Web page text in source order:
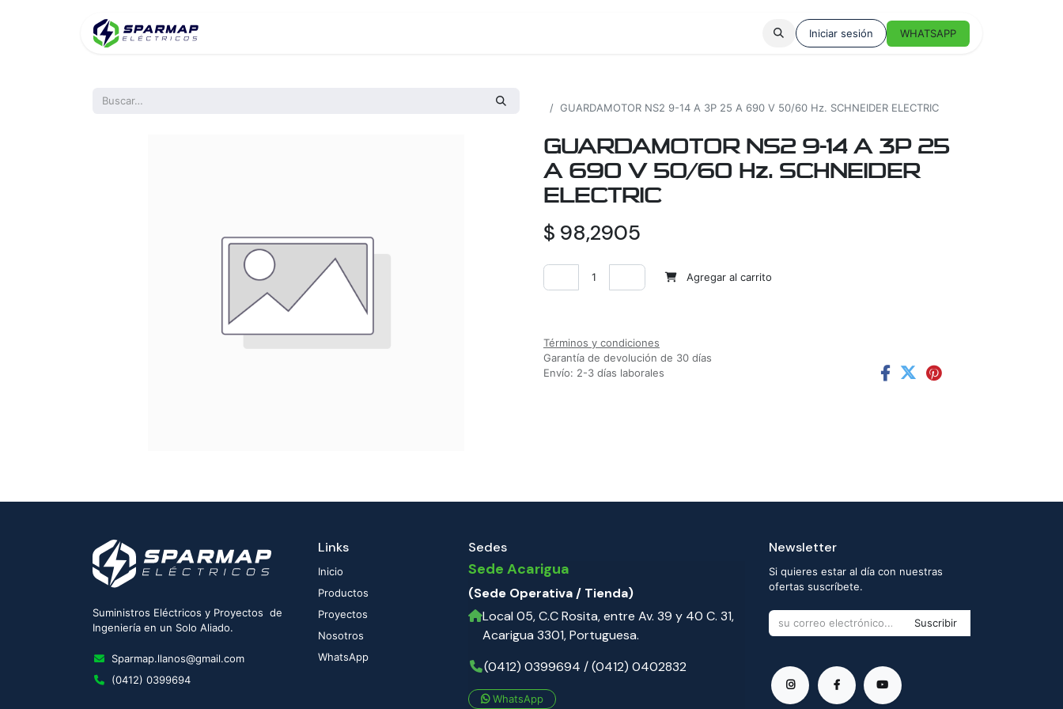
Iniciar sesión WHATSAPP
GUARDAMOTOR NS2 9-14 A 3P 25 A 690 V 50/60 Hz. SCHNEIDER ELECTRIC
GUARDAMOTOR NS2 9-14 A 3P 25
A 690 V 50/60 Hz. SCHNEIDER
ELECTRIC
$ 98,2905
Agregar al carrito
Términos y condiciones
Garantía de devolución de 30 días
Envío: 2-3 días laborales
Suministros Eléctricos y Proyectos de
Ingeniería en un Solo Aliado.
Sparmap.llanos@gmail.com
(0412) 0399694
Links
Inicio
Productos
Proyectos
Nosotros
WhatsApp
Sedes
Sede Acarigua
(Sede Operativa / Tienda)
Local 05, C.C Rosita, entre Av. 39 y 40 C. 31,
Acarigua 3301, Portuguesa.
(0412) 0399694 / (0412) 0402832
WhatsApp
Newsletter
Si quieres estar al día con nuestras
ofertas suscríbete.
Suscribir